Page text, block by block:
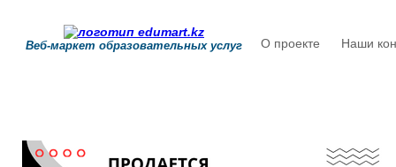
Веб-маркет образовательных услуг О проекте Наши